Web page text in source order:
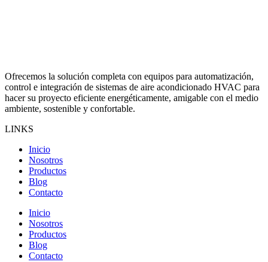
Ofrecemos la solución completa con equipos para automatización,
control e integración de sistemas de aire acondicionado HVAC para
hacer su proyecto eficiente energéticamente, amigable con el medio
ambiente, sostenible y confortable.
LINKS
Inicio
Nosotros
Productos
Blog
Contacto
Inicio
Nosotros
Productos
Blog
Contacto